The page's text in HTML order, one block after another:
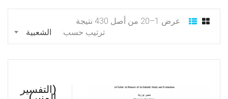
عرض 1–20 من أصل 430 نتيجة
ترتيب حسب:
الشعبية
(التفسير